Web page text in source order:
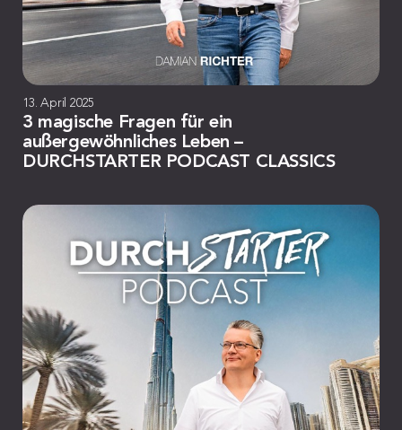
13. April 2025
3 magische Fragen für ein
außergewöhnliches Leben –
DURCHSTARTER PODCAST CLASSICS